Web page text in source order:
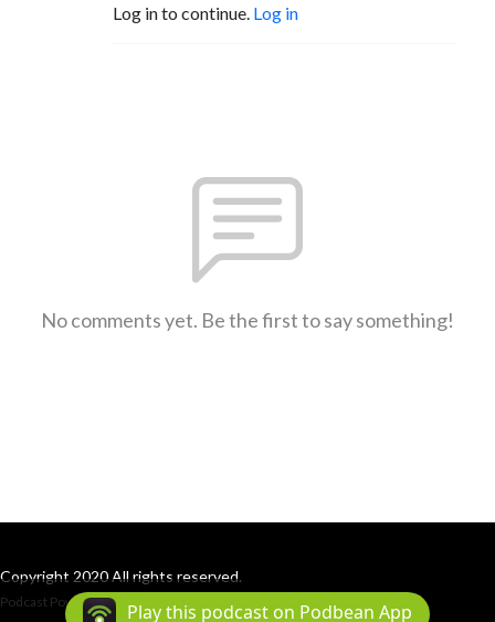
Log in to continue. Log in
No comments yet. Be the first to say something!
Copyright 2020 All rights reserved.
Podcast Powered By Podbean
Play this podcast on Podbean App